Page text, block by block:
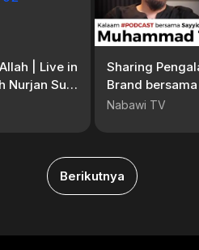
| Live in
Nurjan Sufi
Sharing
Brand
| #Podcast
Nabawi TV
Berikutnya